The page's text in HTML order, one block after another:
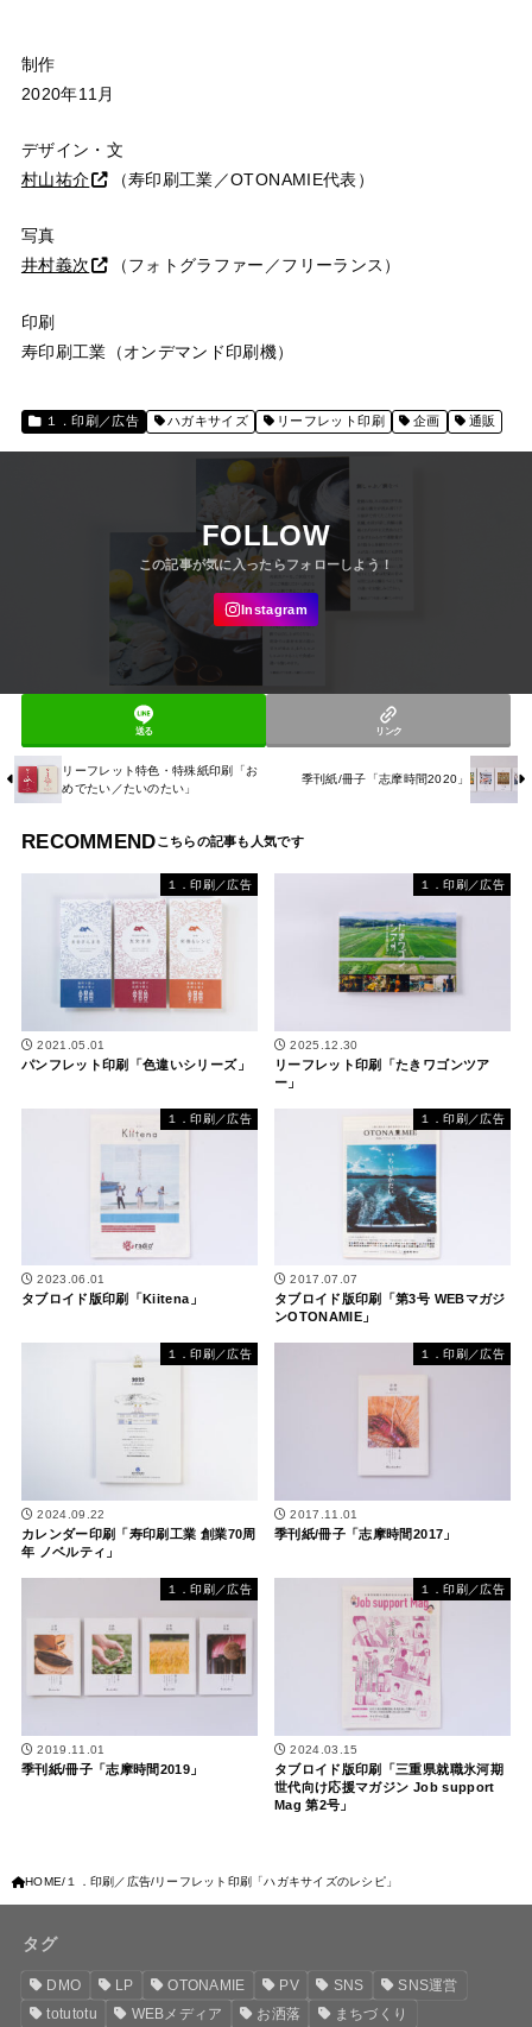
制作
2020年11月
デザイン・文
村山祐介
（寿印刷工業／OTONAMIE代表）
写真
井村義次
（フォトグラファー／フリーランス）
印刷
寿印刷工業（オンデマンド印刷機）
１．印刷／広告 ハガキサイズ リーフレット印刷 企画 通販
FOLLOW
送る リンク
リーフレット特色・特殊紙印刷「お
めでたい／たいのたい」
季刊紙/冊子「志摩時間2020」
RECOMMEND
１．印刷／広告
2021.05.01
パンフレット印刷「色違いシリーズ」
１．印刷／広告
2025.12.30
リーフレット印刷「たきワゴンツア
ー」
１．印刷／広告
2023.06.01
タブロイド版印刷「Kiitena」
１．印刷／広告
2017.07.07
タブロイド版印刷「第3号 WEBマガジ
ンOTONAMIE」
１．印刷／広告
2024.09.22
カレンダー印刷「寿印刷工業 創業70周
年 ノベルティ」
１．印刷／広告
2017.11.01
季刊紙/冊子「志摩時間2017」
１．印刷／広告
2019.11.01
季刊紙/冊子「志摩時間2019」
１．印刷／広告
2024.03.15
タブロイド版印刷「三重県就職氷河期
世代向け応援マガジン Job support
Mag 第2号」
HOME １．印刷／広告 リーフレット印刷「ハガキサイズのレシピ」
タグ
DMO LP OTONAMIE PV SNS
SNS運営
totutotu
WEBメディア お洒落 まちづくり